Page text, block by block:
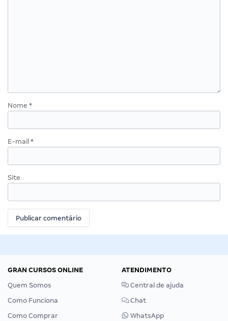
Nome *
E-mail *
Site
GRAN CURSOS ONLINE
Quem Somos
Como Funciona
Como Comprar
ATENDIMENTO
Central de ajuda
Chat
WhatsApp